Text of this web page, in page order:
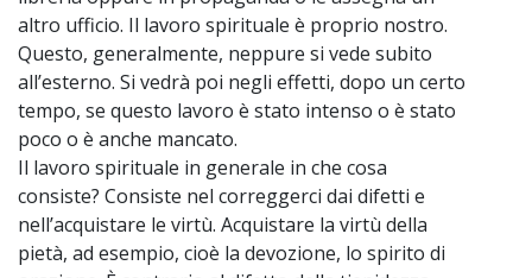
altro ufficio. Il lavoro spirituale è proprio nostro.
Questo, generalmente, neppure si vede subito
all’esterno. Si vedrà poi negli effetti, dopo un certo
tempo, se questo lavoro è stato intenso o è stato
poco o è anche mancato.
Il lavoro spirituale in generale in che cosa
consiste? Consiste nel correggerci dai difetti e
nell’acquistare le virtù. Acquistare la virtù della
pietà, ad esempio, cioè la devozione, lo spirito di